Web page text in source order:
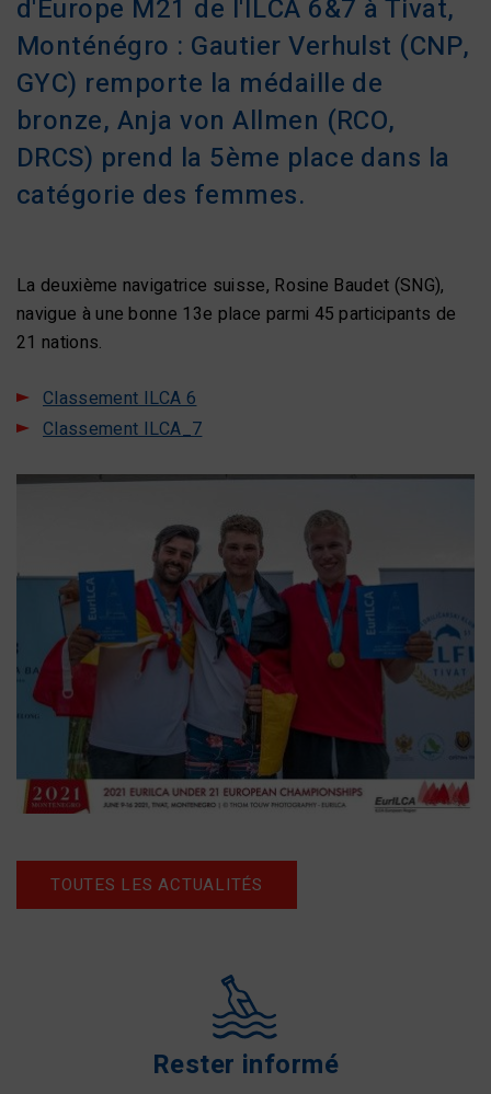
d'Europe M21 de l'ILCA 6&7 à Tivat,
Monténégro : Gautier Verhulst (CNP,
GYC) remporte la médaille de
bronze, Anja von Allmen (RCO,
DRCS) prend la 5ème place dans la
catégorie des femmes.
La deuxième navigatrice suisse, Rosine Baudet (SNG),
navigue à une bonne 13e place parmi 45 participants de
21 nations.
Classement ILCA 6
Classement ILCA_7
TOUTES LES ACTUALITÉS
Rester informé